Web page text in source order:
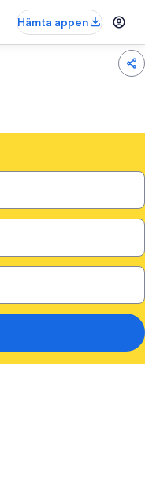
Hämta appen